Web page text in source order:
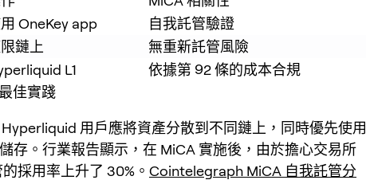
OneKey app
自我託管驗證
鏈上
無重新託管風險
L1
依據第 92 條的成本合規
佳實踐
用戶應將資產分散到不同鏈上，同時優先使用
存。行業報告顯示，在 MiCA 實施後，由於擔心交易所
採用率上升了 30%。 Cointelegraph MiCA 自我託管分